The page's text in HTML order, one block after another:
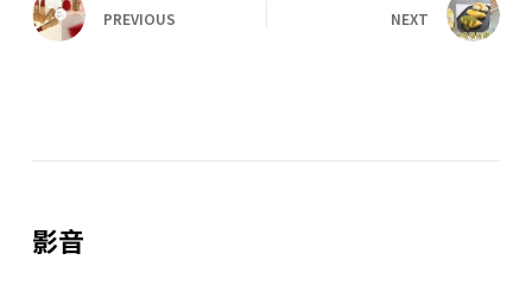
PREVIOUS NEXT
影音